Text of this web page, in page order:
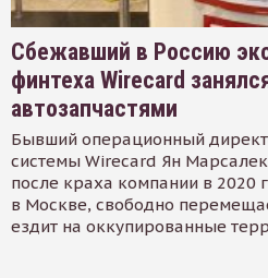
Сбежавший в Россию
финтеха Wirecard
автозапчастями
Бывший операционный
системы Wirecard Ян
после краха компании в 2020
в Москве, свободно
ездит на оккупированные